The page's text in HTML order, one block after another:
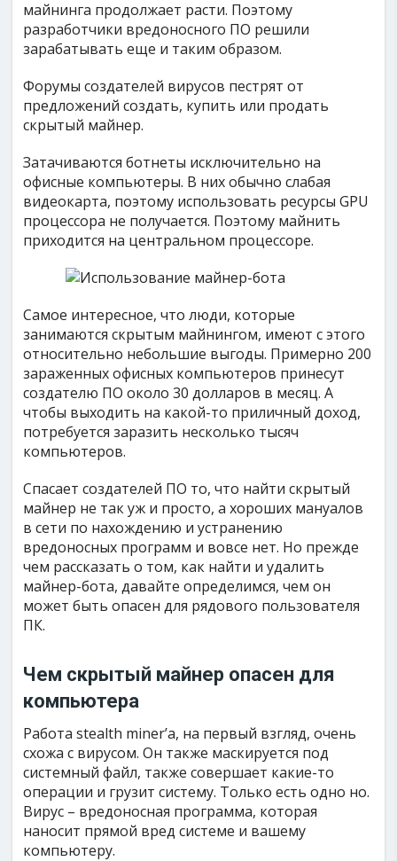
майнинга продолжает расти. Поэтому
разработчики вредоносного ПО решили
зарабатывать еще и таким образом.
Форумы создателей вирусов пестрят от
предложений создать, купить или продать
скрытый майнер.
Затачиваются ботнеты исключительно на
офисные компьютеры. В них обычно слабая
видеокарта, поэтому использовать ресурсы GPU
процессора не получается. Поэтому майнить
приходится на центральном процессоре.
Самое интересное, что люди, которые
занимаются скрытым майнингом, имеют с этого
относительно небольшие выгоды. Примерно 200
зараженных офисных компьютеров принесут
создателю ПО около 30 долларов в месяц. А
чтобы выходить на какой-то приличный доход,
потребуется заразить несколько тысяч
компьютеров.
Спасает создателей ПО то, что найти скрытый
майнер не так уж и просто, а хороших мануалов
в сети по нахождению и устранению
вредоносных программ и вовсе нет. Но прежде
чем рассказать о том, как найти и удалить
майнер-бота, давайте определимся, чем он
может быть опасен для рядового пользователя
ПК.
Чем скрытый майнер опасен для
компьютера
Работа stealth miner’а, на первый взгляд, очень
схожа с вирусом. Он также маскируется под
системный файл, также совершает какие-то
операции и грузит систему. Только есть одно но.
Вирус – вредоносная программа, которая
наносит прямой вред системе и вашему
компьютеру.